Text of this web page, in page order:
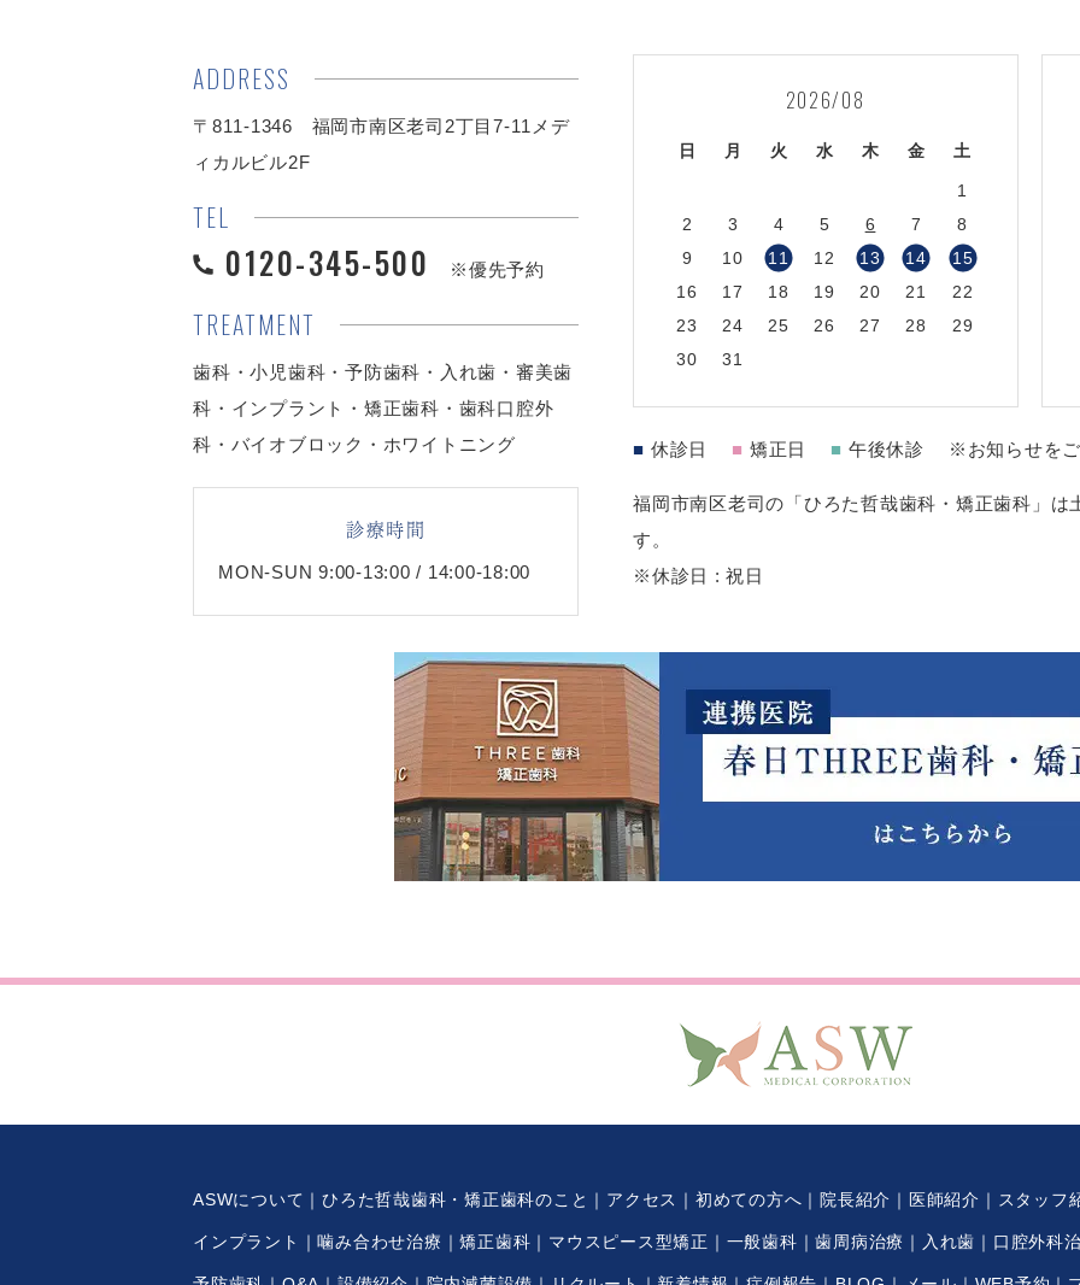
ADDRESS
〒811-1346 福岡市南区老司2丁目7-11メデ
ィカルビル2F
TEL
0120-345-500 ※優先予約
TREATMENT
歯科・小児歯科・予防歯科・入れ歯・審美歯
科・インプラント・矯正歯科・歯科口腔外
科・バイオブロック・ホワイトニング
診療時間
MON-SUN 9:00-13:00 / 14:00-18:00
2026/08
日 月 火 水 木 金 土
1
2
3 4 5 6 7
8
9
10 11 12 13 14
15
16
17 18 19 20 21
22
23
24 25 26 27 28
29
30
31
■ 休診日 ■ 矯正日 ■ 午後休診 ※お知らせを
福岡市南区老司の「ひろた哲哉歯科・矯正歯科」
す。
※休診日 : 祝日
ASWについて ひろた哲哉歯科・矯正歯科のこと アクセス 初めての方へ 院長紹介 医師紹介 スタッフ
インプラント 噛み合わせ治療 矯正歯科 マウスピース型矯正 一般歯科 歯周病治療 入れ歯 口腔外科